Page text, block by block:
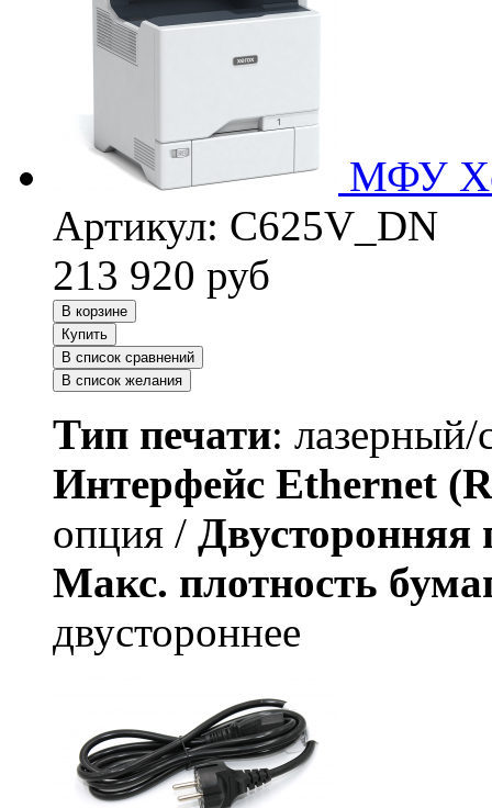
МФУ
Артикул: C625V_DN
213 920 руб
В корзине
Купить
В список сравнений
В список желания
Тип печати:
Интерфейс Ethernet
опция / Двусторонняя
Макс. плотность
двустороннее